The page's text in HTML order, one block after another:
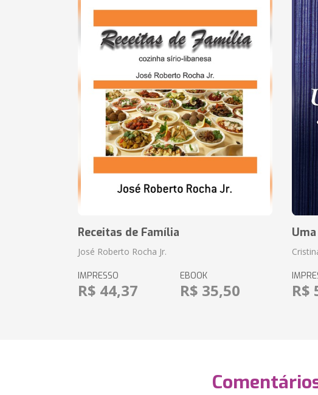
Receitas de Família
José Roberto Rocha Jr.
IMPRESSO
R$ 44,37
EBOOK
R$ 35,50 R$